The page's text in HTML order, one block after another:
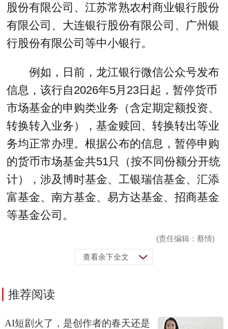
股份有限公司、江苏常熟农村商业银行股份
有限公司、大连银行股份有限公司、广州银
行股份有限公司等中小银行。
例如，日前，龙江银行微信公众号发布
信息，该行自2026年5月23日起，暂停货币
市场基金的申购类业务（含定期定额投资、
转换转入业务），基金赎回、转换转出等业
务均正常办理。根据公布的信息，暂停申购
的货币市场基金共51只（按不同份额分开统
计），涉及博时基金、工银瑞信基金、汇添
富基金、南方基金、易方达基金、招商基金
等基金公司。
(责任编辑：蔡情)
查看余下全文
推荐阅读
AI短剧火了，是创作者的春天还是